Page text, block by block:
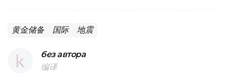
黄金储备 国际 地震
без автора
编译